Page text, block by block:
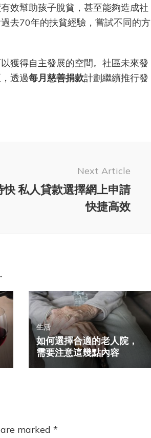
童
的
效幫助孩子脫貧，甚至能夠造成社
去70年的扶貧經驗，嘗試不同的方
獲得自主發展的空間。社區未來發
透過每月慈善捐款計劃繼續推行發
Next Article
快 私人貸款選擇網上申請
快捷高效
生活
如何選擇合適的老人院，
需要注意這幾點內容
marked *